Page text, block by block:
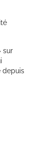
sur
depuis